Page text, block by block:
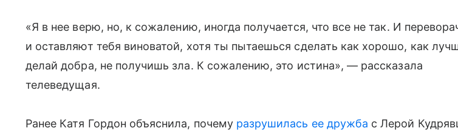
«Я в нее верю, но, к сожалению, иногда получается, что все не так. И
и оставляют тебя виноватой, хотя ты пытаешься сделать как хорошо, как
делай добра, не получишь зла. К сожалению, это истина», — рассказала
телеведущая.
Ранее Катя Гордон объяснила, почему разрушилась ее дружба с Лерой